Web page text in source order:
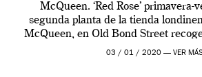
McQueen. ‘Red Rose’ primavera-
segunda planta de la tienda
McQueen, en Old Bond Street
de 2019 hasta final de
03 / 01 / 2020 — VER